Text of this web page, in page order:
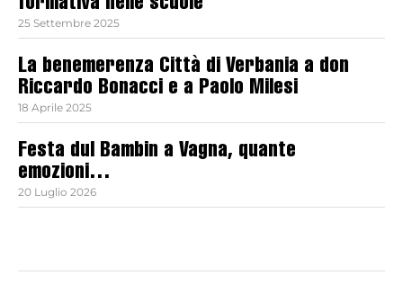
formativa nelle scuole
25 Settembre 2025
La benemerenza Città di Verbania a don
Riccardo Bonacci e a Paolo Milesi
18 Aprile 2025
Festa dul Bambin a Vagna, quante
emozioni…
20 Luglio 2026